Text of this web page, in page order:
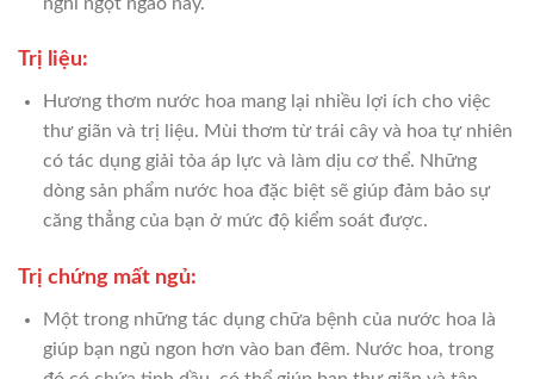
Trị liệu:
Hương thơm nước hoa mang lại nhiều lợi ích cho việc
thư giãn và trị liệu. Mùi thơm từ trái cây và hoa tự nhiên
có tác dụng giải tỏa áp lực và làm dịu cơ thể. Những
dòng sản phẩm nước hoa đặc biệt sẽ giúp đảm bảo sự
căng thẳng của bạn ở mức độ kiểm soát được.
Trị chứng mất ngủ:
Một trong những tác dụng chữa bệnh của nước hoa là
giúp bạn ngủ ngon hơn vào ban đêm. Nước hoa, trong